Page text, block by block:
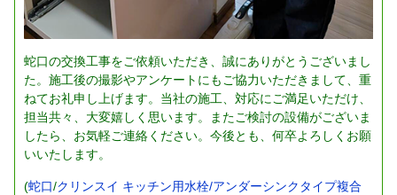
蛇口の交換工事をご依頼いただき、誠にありがとうございまし
た。施工後の撮影やアンケートにもご協力いただきまして、重
ねてお礼申し上げます。当社の施工、対応にご満足いただけ、
担当共々、大変嬉しく思います。またご検討の設備がございま
したら、お気軽ご連絡ください。今後とも、何卒よろしくお願
いいたします。
(蛇口/クリンスイ キッチン用水栓/アンダーシンクタイプ複合